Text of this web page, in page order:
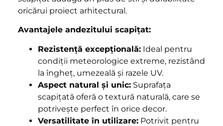
oricărui proiect arhitectural.
Avantajele andezitului scapițat:
Rezistență excepțională:Ideal pentru
condiții meteorologice extreme, rezistând
la îngheț, umezeală și razele UV.
Aspect natural și unic:Suprafața
scapițată oferă o textură naturală, care se
potrivește perfect în orice decor.
Versatilitate în utilizare:Potrivit pentru